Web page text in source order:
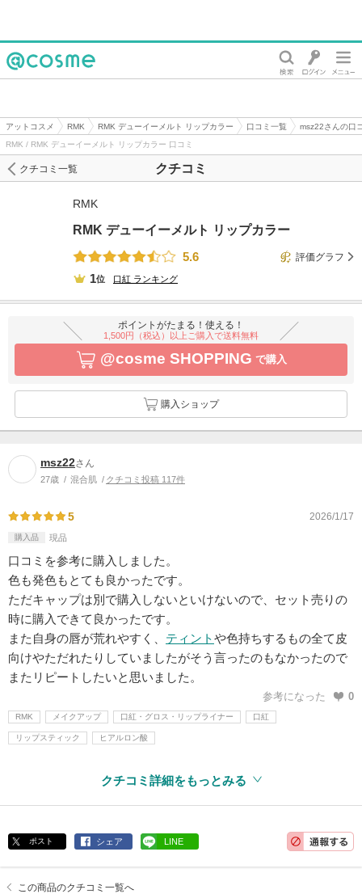
アットコスメ RMK RMK デューイーメルト リップカラー 口コミ一覧
msz22さんの口
RMK / RMK デューイーメルト リップカラー 口コミ
クチコミ
クチコミ一覧
RMK
RMK デューイーメルト リップカラー
5.6
評価グラフ
1位 口紅 ランキング
ポイントがたまる！使える！
1,500円（税込）以上ご購入で送料無料
@cosme SHOPPING で購入
購入ショップ
msz22さん
27歳 混合肌 クチコミ投稿 117件
5 2026/1/17
購入品 現品
口コミを参考に購入しました。
色も発色もとても良かったです。
ただキャップは別で購入しないといけないので、セット売りの
時に購入できて良かったです。
また自身の唇が荒れやすく、 ティントや色持ちするもの全て皮
向けやただれたりしていましたがそう言ったのもなかったので
またリピートしたいと思いました。
参考になった 0
RMK メイクアップ 口紅・グロス・リップライナー 口紅
リップスティック ヒアルロン酸
クチコミ詳細をもっとみる
ポスト シェア LINE
この商品のクチコミ一覧へ